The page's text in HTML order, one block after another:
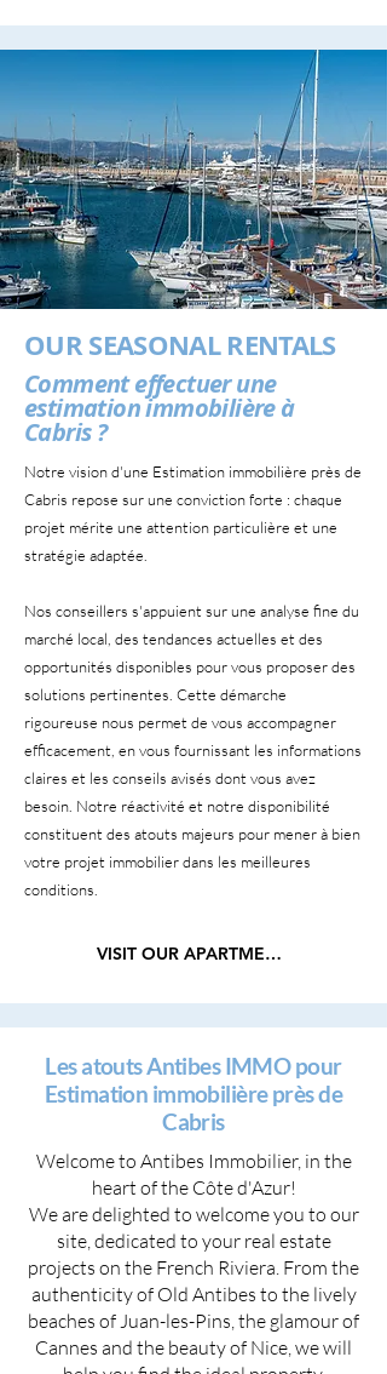
OUR SEASONAL RENTALS
Comment effectuer une
estimation immobilière à
Cabris ?
Notre vision d'une Estimation immobilière près de
Cabris repose sur une conviction forte : chaque
projet mérite une attention particulière et une
stratégie adaptée.
Nos conseillers s'appuient sur une analyse fine du
marché local, des tendances actuelles et des
opportunités disponibles pour vous proposer des
solutions pertinentes. Cette démarche
rigoureuse nous permet de vous accompagner
efficacement, en vous fournissant les informations
claires et les conseils avisés dont vous avez
besoin. Notre réactivité et notre disponibilité
constituent des atouts majeurs pour mener à bien
votre projet immobilier dans les meilleures
conditions.
VISIT OUR APARTMENTS
Les atouts Antibes IMMO pour
Estimation immobilière près de
Cabris
Welcome to Antibes Immobilier, in the
heart of the Côte d'Azur!
We are delighted to welcome you to our
site, dedicated to your real estate
projects on the French Riviera. From the
authenticity of Old Antibes to the lively
beaches of Juan-les-Pins, the glamour of
Cannes and the beauty of Nice, we will